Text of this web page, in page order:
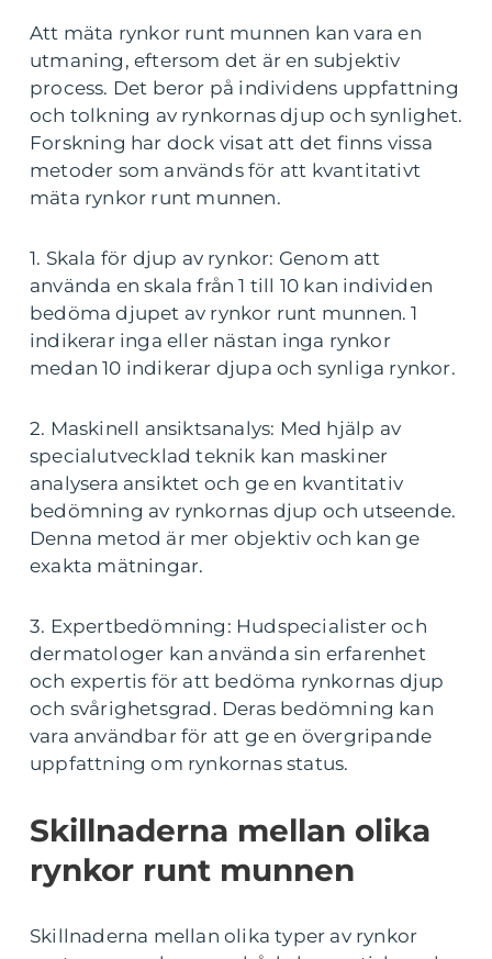
Att mäta rynkor runt munnen kan vara en
utmaning, eftersom det är en subjektiv
process. Det beror på individens uppfattning
och tolkning av rynkornas djup och synlighet.
Forskning har dock visat att det finns vissa
metoder som används för att kvantitativt
mäta rynkor runt munnen.
1. Skala för djup av rynkor: Genom att
använda en skala från 1 till 10 kan individen
bedöma djupet av rynkor runt munnen. 1
indikerar inga eller nästan inga rynkor
medan 10 indikerar djupa och synliga rynkor.
2. Maskinell ansiktsanalys: Med hjälp av
specialutvecklad teknik kan maskiner
analysera ansiktet och ge en kvantitativ
bedömning av rynkornas djup och utseende.
Denna metod är mer objektiv och kan ge
exakta mätningar.
3. Expertbedömning: Hudspecialister och
dermatologer kan använda sin erfarenhet
och expertis för att bedöma rynkornas djup
och svårighetsgrad. Deras bedömning kan
vara användbar för att ge en övergripande
uppfattning om rynkornas status.
Skillnaderna mellan olika
rynkor runt munnen
Skillnaderna mellan olika typer av rynkor